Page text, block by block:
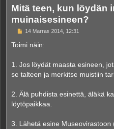
Mitä teen, kun löydän
muinaisesineen?
V
e
i
14 Marras 2014, 12:31
Toimi näin:
1. Jos löydät maasta esineen,
se talteen ja merkitse muistiin
2. Älä puhdista esinettä, äläkä
löytöpaikkaa.
3. Lähetä esine Museovirastoon